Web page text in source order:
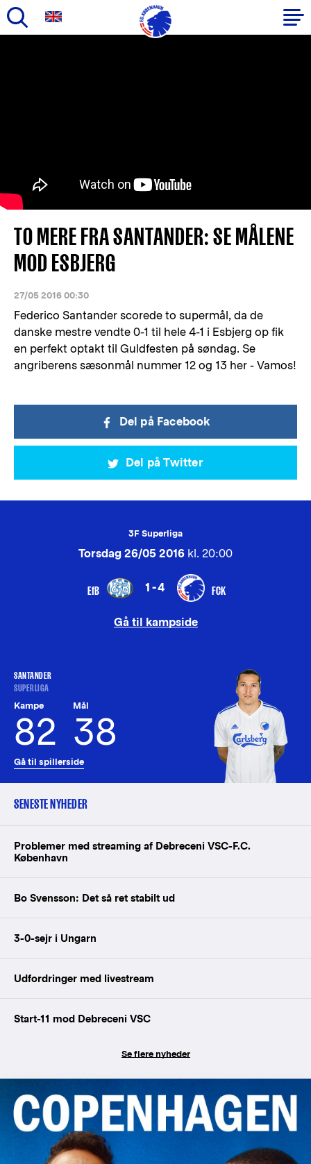
TO MERE FRA SANTANDER: SE MÅLENE
MOD ESBJERG
27/05 2016 00:30
Federico Santander scorede to supermål, da de
danske mestre vendte 0-1 til hele 4-1 i Esbjerg op fik
en perfekt optakt til Guldfesten på søndag. Se
angriberens sæsonmål nummer 12 og 13 her - Vamos!
Del på Facebook
Del på Twitter
3F Superliga
Torsdag 26/05 2016 kl. 20:00
EfB 1-4 FCK
Gå til kampside
SANTANDER
SUPERLIGA
Kampe
82
Mål
38
Gå til spillerside
SENESTE NYHEDER
Problemer med streaming af Debreceni VSC-F.C.
København
Bo Svensson: Det så ret stabilt ud
3-0-sejr i Ungarn
Udfordringer med livestream
Start-11 mod Debreceni VSC
Se flere nyheder